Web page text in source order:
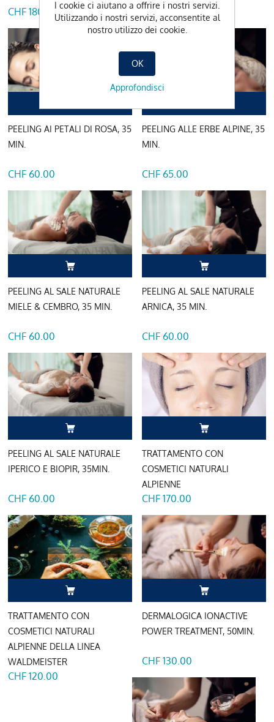
CHF 180.00 CHF 125.00
PEELING AI PETALI DI ROSA, 35
MIN.
CHF 60.00
PEELING ALLE ERBE ALPINE, 35
MIN.
CHF 65.00
PEELING AL SALE NATURALE
MIELE & CEMBRO, 35 MIN.
CHF 60.00
PEELING AL SALE NATURALE
ARNICA, 35 MIN.
CHF 60.00
PEELING AL SALE NATURALE
IPERICO E BIOPIR, 35MIN.
CHF 60.00
TRATTAMENTO CON
COSMETICI NATURALI
ALPIENNE
CHF 170.00
TRATTAMENTO CON
COSMETICI NATURALI
ALPIENNE DELLA LINEA
WALDMEISTER
CHF 120.00
DERMALOGICA IONACTIVE
POWER TREATMENT, 50MIN.
CHF 130.00
I cookie ci aiutano a offrire i nostri servizi.
Utilizzando i nostri servizi, acconsentite al
nostro utilizzo dei cookie.
OK
Approfondisci